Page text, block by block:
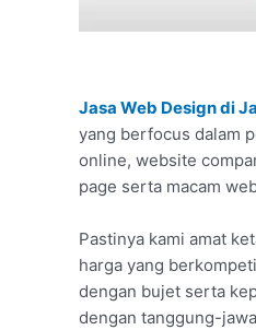
Jasa Web Design di
yang berfocus dalam
online, website
page serta macam
Pastinya kami amat
harga yang
dengan bujet serta
dengan tanggung-